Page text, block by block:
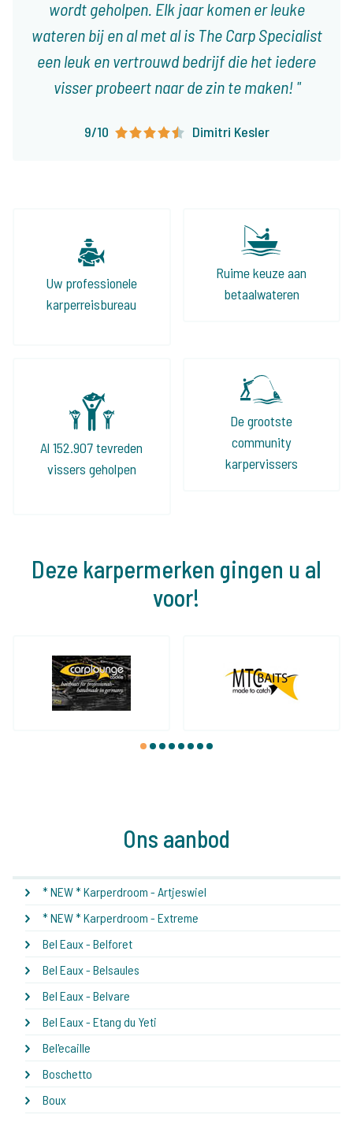
wordt geholpen. Elk jaar komen er leuke
wateren bij en al met al is The Carp Specialist
een leuk en vertrouwd bedrijf die het iedere
visser probeert naar de zin te maken!
9/10 Dimitri Kesler
Uw professionele
karperreisbureau
Ruime keuze aan
betaalwateren
Al 152.907 tevreden
vissers geholpen
De grootste
community
karpervissers
Deze karpermerken gingen u al
voor!
1 2 3 4 5 6 7 8
Ons aanbod
* NEW * Karperdroom - Artjeswiel
* NEW * Karperdroom - Extreme
Bel Eaux - Belforet
Bel Eaux - Belsaules
Bel Eaux - Belvare
Bel Eaux - Etang du Yeti
Bel'ecaille
Boschetto
Boux